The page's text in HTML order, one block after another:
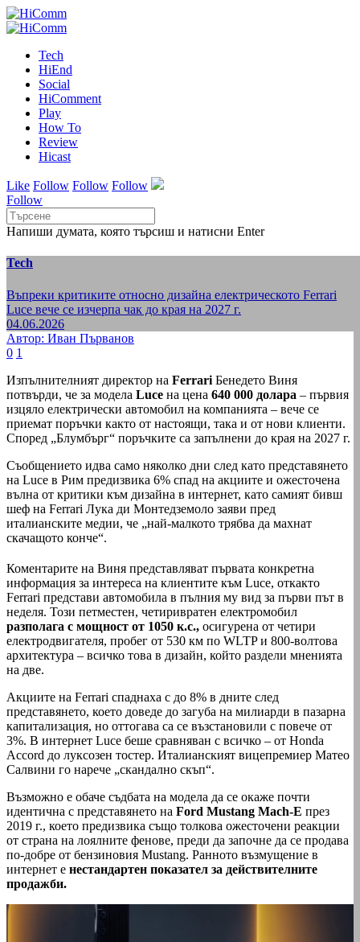
Tech
HiEnd
Social
HiComment
Play
How To
Review
Hicast
Like Follow Follow Follow
Follow
Напиши думата, която търсиш и натисни Enter
Tech
Въпреки критиките относно дизайна електрическото Ferrari
Luce вече се изчерпа чак до края на 2027 г.
04.06.2026
Автор: Иван Първанов
0 1
Изпълнителният директор на Ferrari Бенедето Виня
потвърди, че за модела Luce на цена 640 000 долара – първия
изцяло електрически автомобил на компанията – вече се
приемат поръчки както от настоящи, така и от нови клиенти.
Според „Блумбърг“ поръчките са запълнени до края на 2027 г.
Съобщението идва само няколко дни след като представянето
на Luce в Рим предизвика 6% спад на акциите и ожесточена
вълна от критики към дизайна в интернет, като самият бивш
шеф на Ferrari Лука ди Монтедземоло заяви пред
италианските медии, че „най-малкото трябва да махнат
скачащото конче“.
Коментарите на Виня представляват първата конкретна
информация за интереса на клиентите към Luce, откакто
Ferrari представи автомобила в пълния му вид за първи път в
неделя. Този петместен, четиривратен електромобил
разполага с мощност от 1050 к.с., осигурена от четири
електродвигателя, пробег от 530 км по WLTP и 800-волтова
архитектура – всичко това в дизайн, който раздели мненията
на две.
Акциите на Ferrari спаднаха с до 8% в дните след
представянето, което доведе до загуба на милиарди в пазарна
капитализация, но оттогава са се възстановили с повече от
3%. В интернет Luce беше сравняван с всичко – от Honda
Accord до луксозен тостер. Италианският вицепремиер Матео
Салвини го нарече „скандално скъп“.
Възможно е обаче съдбата на модела да се окаже почти
идентична с представянето на Ford Mustang Mach-E през
2019 г., което предизвика също толкова ожесточени реакции
от страна на лоялните фенове, преди да започне да се продава
по-добре от бензиновия Mustang. Ранното възмущение в
интернет е нестандартен показател за действителните
продажби.